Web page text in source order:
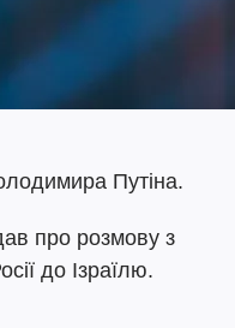
Путіна.
про розмову з
до Ізраїлю.